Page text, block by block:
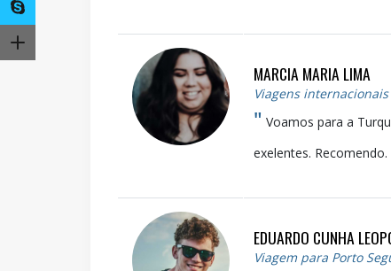
MARCIA MARIA LIMA
Viagens internacionais
" Voamos para a
exelentes. Recomendo.
EDUARDO CUNHA
Viagem para Porto